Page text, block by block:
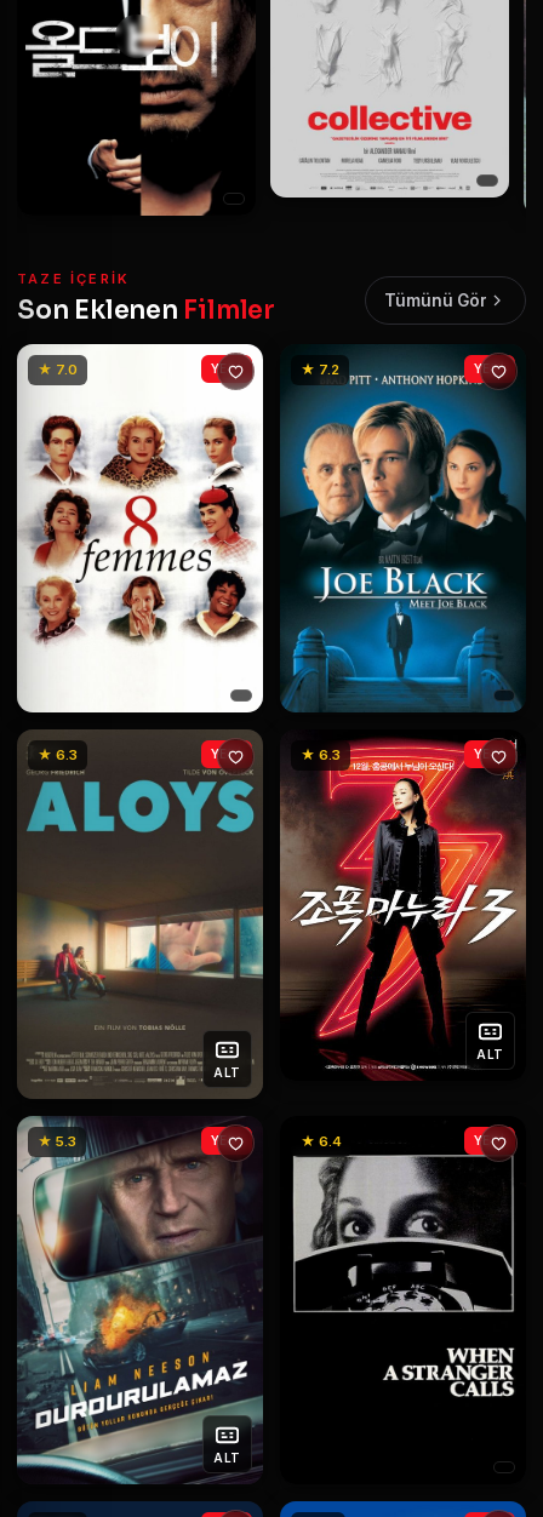
TAZE IÇERIK
Son Eklenen Filmler Tümünü Gör
★ 7.0 YENİ ★ 7.2 YENİ
★ 6.3
ALT
YENİ ★ 6.3
ALT
YENİ
★ 5.3
ALT
YENİ ★ 6.4 YENİ